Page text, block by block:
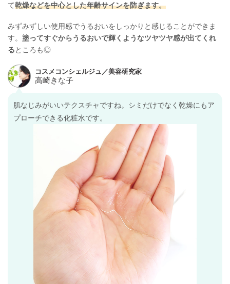
て乾燥などを中心とした年齢サインを防ぎます。
みずみずしい使用感でうるおいをしっかりと感じることができま
す。 塗ってすぐからうるおいで輝くようなツヤツヤ感が出てくれ
るところも◎
肌なじみがいいテクスチャですね。シミだけでなく乾燥にもア
プローチできる化粧水です。